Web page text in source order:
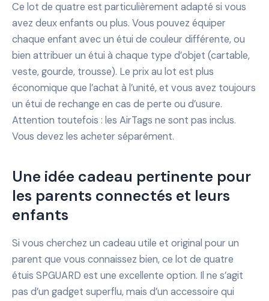
Ce lot de quatre est particulièrement adapté si vous
avez deux enfants ou plus. Vous pouvez équiper
chaque enfant avec un étui de couleur différente, ou
bien attribuer un étui à chaque type d’objet (cartable,
veste, gourde, trousse). Le prix au lot est plus
économique que l’achat à l’unité, et vous avez toujours
un étui de rechange en cas de perte ou d’usure.
Attention toutefois : les AirTags ne sont pas inclus.
Vous devez les acheter séparément.
Une idée cadeau pertinente pour
les parents connectés et leurs
enfants
Si vous cherchez un cadeau utile et original pour un
parent que vous connaissez bien, ce lot de quatre
étuis SPGUARD est une excellente option. Il ne s’agit
pas d’un gadget superflu, mais d’un accessoire qui